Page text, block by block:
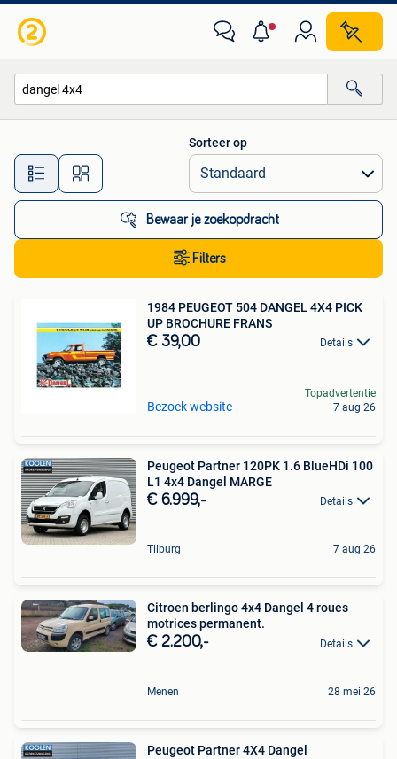
Alle afstanden…
Sorteer op
Bewaar je zoekopdracht
Filters
1984 PEUGEOT 504 DANGEL 4X4 PICK
UP BROCHURE FRANS
€ 39,00 Details
Bezoek website
Topadvertentie
7 aug 26
Peugeot Partner 120PK 1.6 BlueHDi 100
L1 4x4 Dangel MARGE
€ 6.999,- Details
Tilburg 7 aug 26
Citroen berlingo 4x4 Dangel 4 roues
motrices permanent.
€ 2.200,- Details
Menen 28 mei 26
Peugeot Partner 4X4 Dangel